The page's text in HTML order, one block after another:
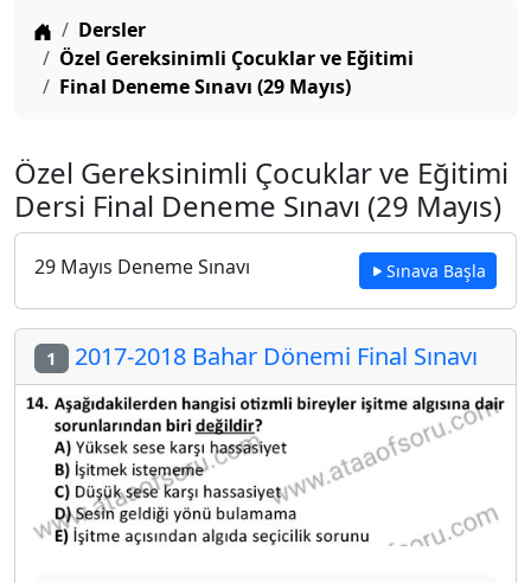
Anasayfa
Dersler
Özel Gereksinimli Çocuklar ve Eğitimi
Final Deneme Sınavı (29 Mayıs)
Özel Gereksinimli Çocuklar ve Eğitimi
Dersi Final Deneme Sınavı (29 Mayıs)
29 Mayıs Deneme Sınavı Sınava Başla
1 2017-2018 Bahar Dönemi Final Sınavı